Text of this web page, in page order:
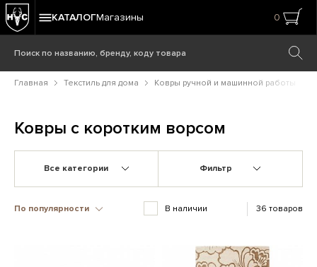
КАТАЛОГМагазины 0
Главная Текстиль для дома Ковры ручной и машинной работы
Ковры с коротким ворсом
Все категории Фильтр
По популярности В наличии 36 товаров